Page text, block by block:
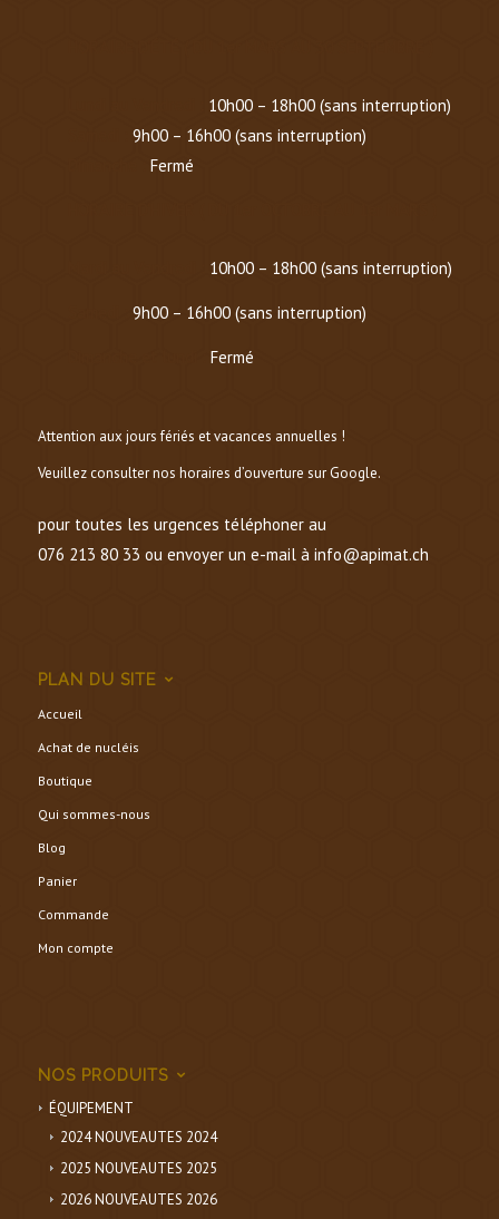
10h00 – 18h00 (sans interruption)
9h00 – 16h00 (sans interruption)
Fermé
10h00 – 18h00 (sans interruption)
9h00 – 16h00 (sans interruption)
Fermé
Attention aux jours fériés et vacances annuelles !
Veuillez consulter nos horaires d’ouverture sur Google.
pour toutes les urgences téléphoner au
076 213 80 33 ou envoyer un e-mail à info@apimat.ch
PLAN DU SITE
Accueil
Achat de nucléis
Boutique
Qui sommes-nous
Blog
Panier
Commande
Mon compte
NOS PRODUITS
ÉQUIPEMENT
2024 NOUVEAUTES 2024
2025 NOUVEAUTES 2025
2026 NOUVEAUTES 2026